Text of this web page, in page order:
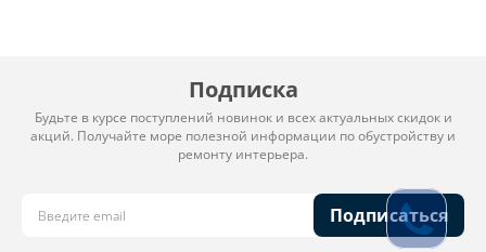
Подписка
Будьте в курсе поступлений новинок и всех актуальных скидок и
акций. Получайте море полезной информации по обустройству и
ремонту интерьера.
Подписаться